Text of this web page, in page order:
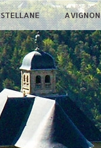
AVIGNON